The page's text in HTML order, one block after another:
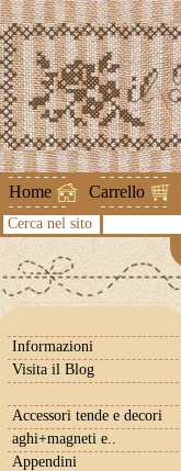
Home Carrello
Cerca nel sito
Informazioni
Visita il Blog
Accessori tende e decori
aghi+magneti e..
Appendini